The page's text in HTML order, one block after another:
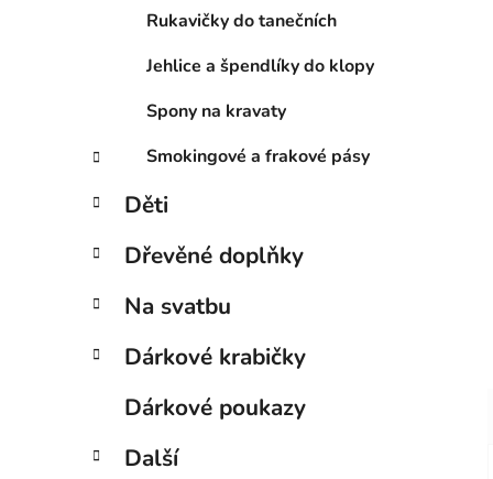
Rukavičky do tanečních
Jehlice a špendlíky do klopy
Spony na kravaty
Smokingové a frakové pásy
Děti
Dřevěné doplňky
Na svatbu
Dárkové krabičky
Dárkové poukazy
Další